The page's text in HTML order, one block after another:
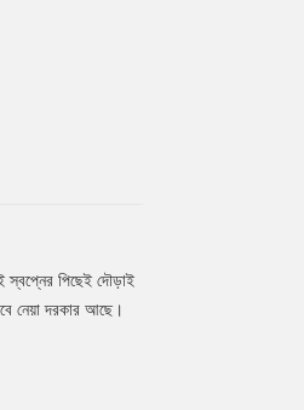
স্বপ্নের পিছেই দৌড়াই
নেয়া দরকার আছে।